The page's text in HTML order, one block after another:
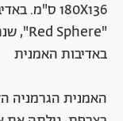
180X136 ס"מ. באדיבות האמנית
באדיבות האמנית
האמנית הגרמניה